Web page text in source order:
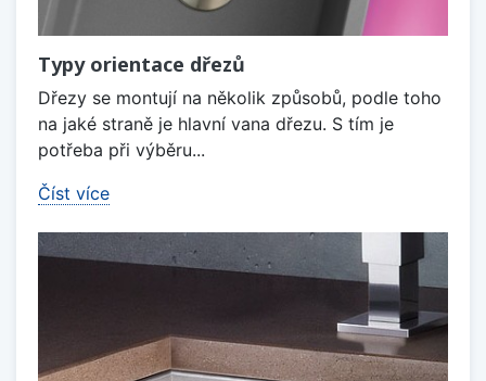
Typy orientace dřezů
Dřezy se montují na několik způsobů, podle toho
na jaké straně je hlavní vana dřezu. S tím je
potřeba při výběru...
Číst více